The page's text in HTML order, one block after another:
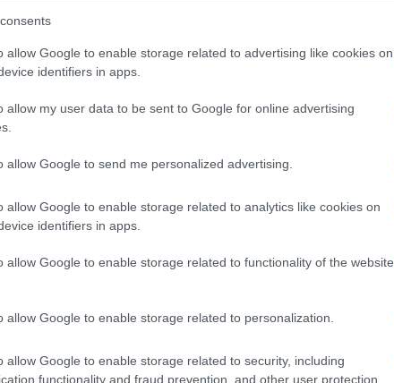
allow Google to enable storage related to advertising like cookies on
identifiers in apps.
allow my user data to be sent to Google for online advertising
allow Google to send me personalized advertising.
allow Google to enable storage related to analytics like cookies on
identifiers in apps.
allow Google to enable storage related to functionality of the website
allow Google to enable storage related to personalization.
allow Google to enable storage related to security, including
functionality and fraud prevention, and other user protection.
perchè ha votato lo svuotacarceri.
sempre (riferito a Casarini) è